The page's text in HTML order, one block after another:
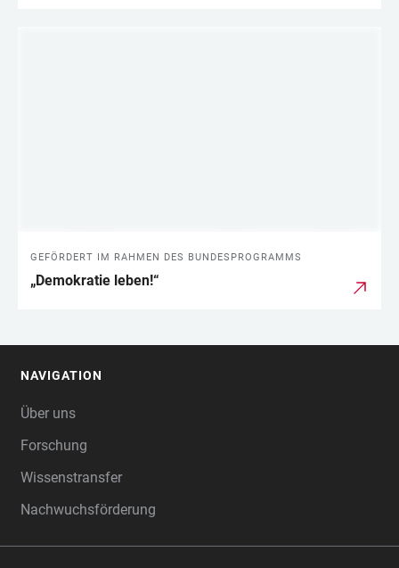
GEFÖRDERT IM RAHMEN DES BUNDESPROGRAMMS
„Demokratie leben!“
NAVIGATION
Über uns
Forschung
Wissenstransfer
Nachwuchsförderung